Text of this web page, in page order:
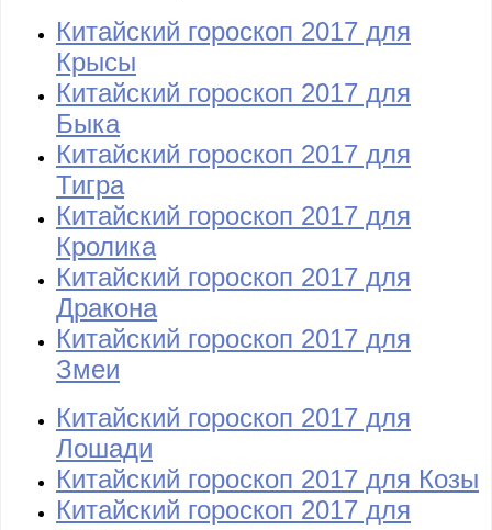
Китайский гороскоп 2017 для
Крысы
Китайский гороскоп 2017 для
Быка
Китайский гороскоп 2017 для
Тигра
Китайский гороскоп 2017 для
Кролика
Китайский гороскоп 2017 для
Дракона
Китайский гороскоп 2017 для
Змеи
Китайский гороскоп 2017 для
Лошади
Китайский гороскоп 2017 для Козы
Китайский гороскоп 2017 для